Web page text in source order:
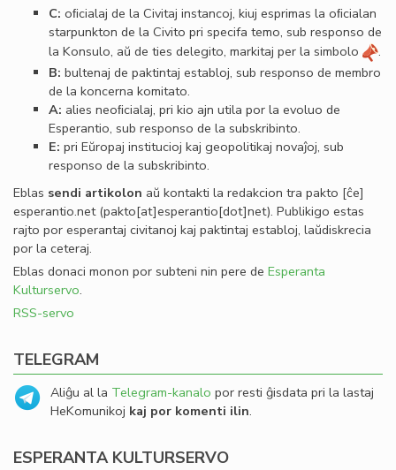
C: oﬁcialaj de la Civitaj instancoj, kiuj esprimas la oﬁcialan
starpunkton de la Civito pri specifa temo, sub responso de
la Konsulo, aŭ de ties delegito, markitaj per la simbolo
.
B: bultenaj de paktintaj establoj, sub responso de membro
de la koncerna komitato.
A: alies neoﬁcialaj, pri kio ajn utila por la evoluo de
Esperantio, sub responso de la subskribinto.
E: pri Eŭropaj institucioj kaj geopolitikaj novaĵoj, sub
responso de la subskribinto.
Eblas sendi artikolon aŭ kontakti la redakcion tra pakto [ĉe]
esperantio.net(pakto[at]esperantio[dot]net). Publikigo estas
rajto por esperantaj civitanoj kaj paktintaj establoj, laŭdiskrecia
por la ceteraj.
Eblas donaci monon por subteni nin pere de Esperanta
Kulturservo.
RSS-servo
TELEGRAM
Aliĝu al la Telegram-kanalo por resti ĝisdata pri la lastaj
HeKomunikoj kaj por komenti ilin.
ESPERANTA KULTURSERVO